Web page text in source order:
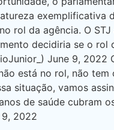
exemplificativa
rol da agência. O
decidiria se o
June 9,
está no rol, não
situação, vamos
de saúde cubram
9, 2022